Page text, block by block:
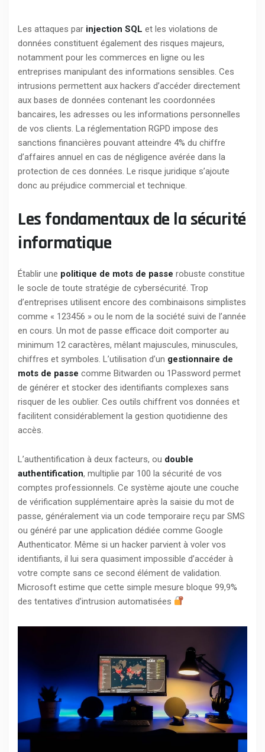
Les attaques par injection SQL et les violations de
données constituent également des risques majeurs,
notamment pour les commerces en ligne ou les
entreprises manipulant des informations sensibles. Ces
intrusions permettent aux hackers d’accéder directement
aux bases de données contenant les coordonnées
bancaires, les adresses ou les informations personnelles
de vos clients. La réglementation RGPD impose des
sanctions financières pouvant atteindre 4% du chiffre
d’affaires annuel en cas de négligence avérée dans la
protection de ces données. Le risque juridique s’ajoute
donc au préjudice commercial et technique.
Les fondamentaux de la sécurité
informatique
Établir une politique de mots de passe robuste constitue
le socle de toute stratégie de cybersécurité. Trop
d’entreprises utilisent encore des combinaisons simplistes
comme « 123456 » ou le nom de la société suivi de l’année
en cours. Un mot de passe efficace doit comporter au
minimum 12 caractères, mêlant majuscules, minuscules,
chiffres et symboles. L’utilisation d’un gestionnaire de
mots de passe comme Bitwarden ou 1Password permet
de générer et stocker des identifiants complexes sans
risquer de les oublier. Ces outils chiffrent vos données et
facilitent considérablement la gestion quotidienne des
accès.
L’authentification à deux facteurs, ou double
authentification, multiplie par 100 la sécurité de vos
comptes professionnels. Ce système ajoute une couche
de vérification supplémentaire après la saisie du mot de
passe, généralement via un code temporaire reçu par SMS
ou généré par une application dédiée comme Google
Authenticator. Même si un hacker parvient à voler vos
identifiants, il lui sera quasiment impossible d’accéder à
votre compte sans ce second élément de validation.
Microsoft estime que cette simple mesure bloque 99,9%
des tentatives d’intrusion automatisées